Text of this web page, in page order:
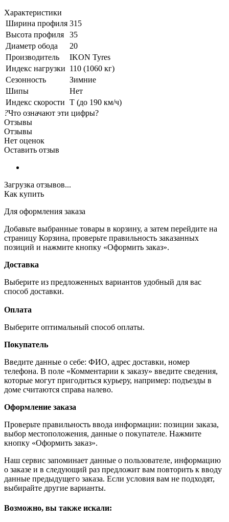
Характеристики
Ширина профиля 315
Высота профиля
35
Диаметр обода
20
Производитель
IKON Tyres
Индекс нагрузки 110 (1060 кг)
Сезонность
Зимние
Шипы
Нет
Индекс скорости T (до 190 км/ч)
?Что означают эти цифры?
Отзывы
Отзывы
Нет оценок
Оставить отзыв
Загрузка отзывов...
Как купить
Для оформления заказа
Добавьте выбранные товары в корзину, а затем перейдите на
страницу Корзина, проверьте правильность заказанных
позиций и нажмите кнопку «Оформить заказ».
Доставка
Выберите из предложенных вариантов удобный для вас
способ доставки.
Оплата
Выберите оптимальный способ оплаты.
Покупатель
Введите данные о себе: ФИО, адрес доставки, номер
телефона. В поле «Комментарии к заказу» введите сведения,
которые могут пригодиться курьеру, например: подъезды в
доме считаются справа налево.
Оформление заказа
Проверьте правильность ввода информации: позиции заказа,
выбор местоположения, данные о покупателе. Нажмите
кнопку «Оформить заказ».
Наш сервис запоминает данные о пользователе, информацию
о заказе и в следующий раз предложит вам повторить к вводу
данные предыдущего заказа. Если условия вам не подходят,
выбирайте другие варианты.
Возможно, вы также искали: